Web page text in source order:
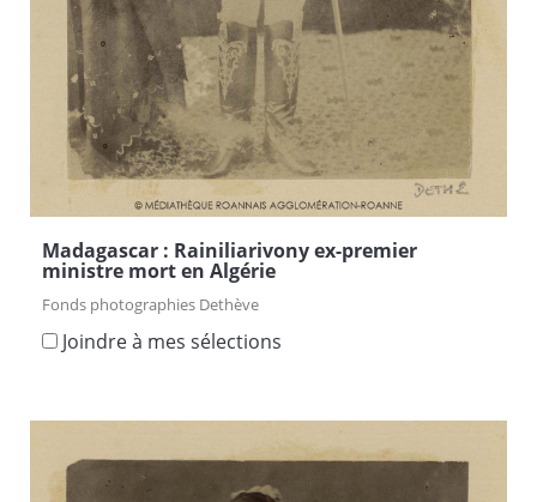
Madagascar : Rainiliarivony ex-premier
ministre mort en Algérie
Fonds photographies Dethève
Joindre à mes sélections